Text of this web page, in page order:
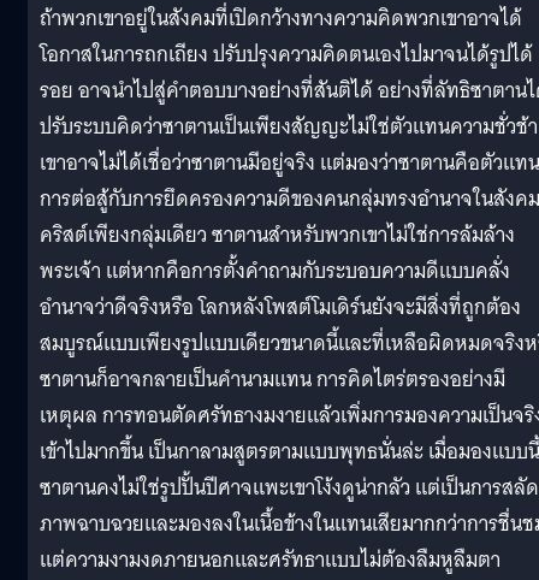
ถ้าพวกเขาอยู่ในสังคมที่เปิดกว้างทางความคิดพวกเขาอาจได้
โอกาสในการถกเถียง ปรับปรุงความคิดตนเองไปมาจนได้รูปได้
รอย อาจนำไปสู่คำตอบบางอย่างที่สันติได้ อย่างที่ลัทธิซาตาน
ปรับระบบคิดว่าซาตานเป็นเพียงสัญญะไม่ใช่ตัวแทนความชั่วช้า
เขาอาจไม่ได้เชื่อว่าซาตานมีอยู่จริง แต่มองว่าซาตานคือตัวแทน
การต่อสู้กับการยึดครองความดีของคนกลุ่มทรงอำนาจในสังคม
คริสต์เพียงกลุ่มเดียว ซาตานสำหรับพวกเขาไม่ใช่การล้มล้าง
พระเจ้า แต่หากคือการตั้งคำถามกับระบอบความดีแบบคลั่ง
อำนาจว่าดีจริงหรือ โลกหลังโพสต์โมเดิร์นยังจะมีสิ่งที่ถูกต้อง
สมบูรณ์แบบเพียงรูปแบบเดียวขนาดนี้และที่เหลือผิดหมดจริง
ซาตานก็อาจกลายเป็นคำนามแทน การคิดไตร่ตรองอย่างมี
เหตุผล การทอนตัดศรัทธางมงายแล้วเพิ่มการมองความเป็นจริ
เข้าไปมากขึ้น เป็นกาลามสูตรตามแบบพุทธนั่นล่ะ เมื่อมองแบบนี้
ซาตานคงไม่ใช่รูปปั้นปีศาจแพะเขาโง้งดูน่ากลัว แต่เป็นการสลัด
ภาพฉาบฉวยและมองลงในเนื้อข้างในแทนเสียมากกว่าการชื่น
แต่ความงามงดภายนอกและศรัทธาแบบไม่ต้องลืมหูลืมตา